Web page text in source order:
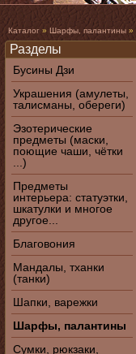
Каталог » Шарфы, палантины »
Разделы
Бусины Дзи
Украшения (амулеты,
талисманы, обереги)
Эзотерические
предметы (маски,
поющие чаши, чётки
...)
Предметы
интерьера: статуэтки,
шкатулки и многое
другое...
Благовония
Мандалы, тханки
(танки)
Шапки, варежки
Шарфы, палантины
Сумки, рюкзаки,